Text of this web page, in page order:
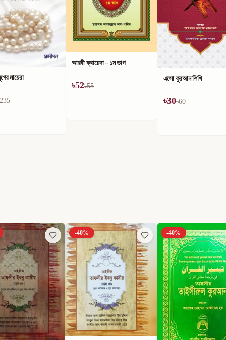
মায়েরা
235
আরবী ক্বায়েদা - ১ম ভাগ
৳52৳55
এসো কুরআন শিখি
৳30৳60
-40% -40%